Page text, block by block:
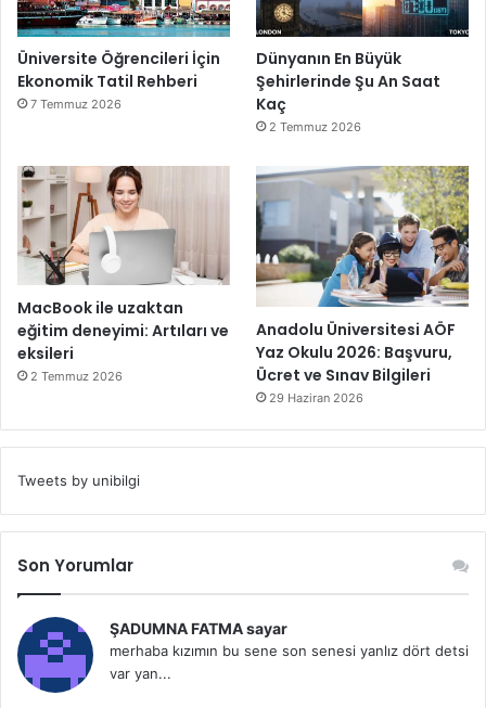
Üniversite Öğrencileri İçin
Ekonomik Tatil Rehberi
7 Temmuz 2026
Dünyanın En Büyük
Şehirlerinde Şu An Saat
Kaç
2 Temmuz 2026
MacBook ile uzaktan
eğitim deneyimi: Artıları ve
eksileri
2 Temmuz 2026
Anadolu Üniversitesi AÖF
Yaz Okulu 2026: Başvuru,
Ücret ve Sınav Bilgileri
29 Haziran 2026
Tweets by unibilgi
Son Yorumlar
ŞADUMNA FATMA sayar
merhaba kızımın bu sene son senesi yanlız dört detsi
var yan...